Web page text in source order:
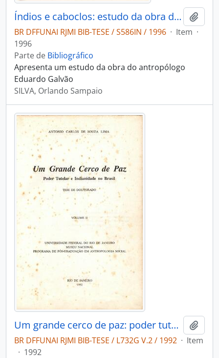
Índios e caboclos: estudo da obra de Eduardo Galvão
BR DFFUNAI RJMI BIB-TESE / S586IN / 1996 · Item ·
1996
Parte de Bibliográfico
Apresenta um estudo da obra do antropólogo
Eduardo Galvão
SILVA, Orlando Sampaio
Um grande cerco de paz: poder tutelar e indianidade no Brasil
BR DFFUNAI RJMI BIB-TESE / L732G V.2 / 1992 · Item
· 1992